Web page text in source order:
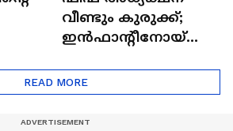
വീണ്ടും കുരുക്ക്;
ഇൻഫാന്റീനോയ്ക്ക്
പ്രളയം
READ MORE